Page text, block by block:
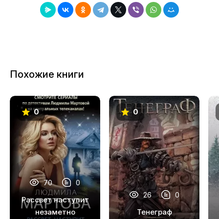
12
13
14
15
16
17
18
19
Похожие книги
0
70 0
Рассвет наступит
незаметно
0
26 0
Тенеграф